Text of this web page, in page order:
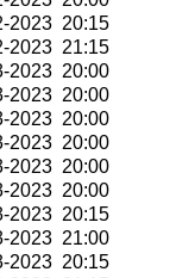
2023 20:15
2023 21:15
2023 20:00
2023 20:00
2023 20:00
2023 20:00
2023 20:00
2023 20:00
2023 20:15
2023 21:00
2023 20:15